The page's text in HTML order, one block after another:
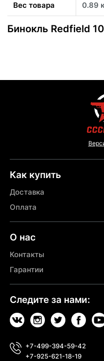
Вес товара 0.89
Бинокль Redfield
Как купить
Доставка
Оплата
О нас
Контакты
Гарантии
Следите за нами:
+7-499-394-59-42
+7-925-621-18-19